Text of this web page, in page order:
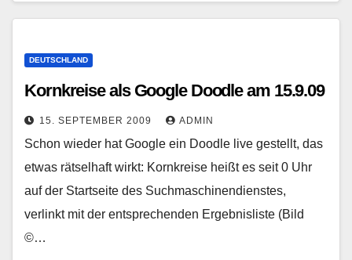
DEUTSCHLAND
Kornkreise als Google Doodle am 15.9.09
15. SEPTEMBER 2009 ADMIN
Schon wieder hat Google ein Doodle live gestellt, das
etwas rätselhaft wirkt: Kornkreise heißt es seit 0 Uhr
auf der Startseite des Suchmaschinendienstes,
verlinkt mit der entsprechenden Ergebnisliste (Bild
©…